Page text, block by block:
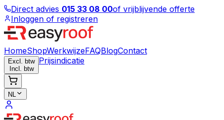
Direct advies 015 33 08 00of vrijblijvende offerte
Inloggen of registreren
HomeShopWerkwijzeFAQBlogContact
Excl. btw
Incl. btw
Prijsindicatie
NL